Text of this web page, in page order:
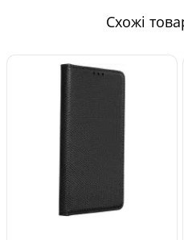
моменту покупки, відповідно
захист прав споживачів».
Схожі